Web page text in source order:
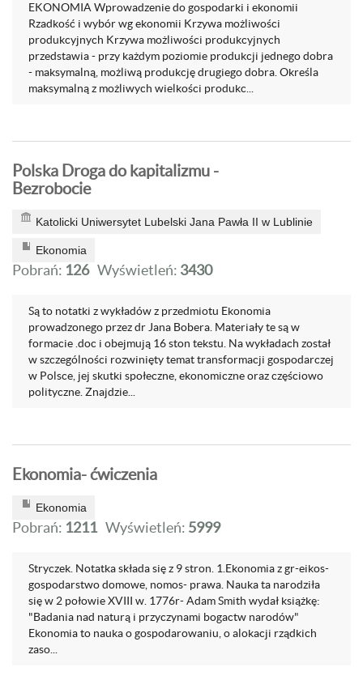
EKONOMIA Wprowadzenie do gospodarki i ekonomii
Rzadkość i wybór wg ekonomii Krzywa możliwości
produkcyjnych Krzywa możliwości produkcyjnych
przedstawia - przy każdym poziomie produkcji jednego dobra
- maksymalną, możliwą produkcję drugiego dobra. Określa
maksymalną z możliwych wielkości produkc...
Polska Droga do kapitalizmu -
Bezrobocie
Katolicki Uniwersytet Lubelski Jana Pawła II w Lublinie
Ekonomia
Pobrań: 126 Wyświetleń: 3430
Są to notatki z wykładów z przedmiotu Ekonomia
prowadzonego przez dr Jana Bobera. Materiały te są w
formacie .doc i obejmują 16 ston tekstu. Na wykładach został
w szczególności rozwinięty temat transformacji gospodarczej
w Polsce, jej skutki społeczne, ekonomiczne oraz częściowo
polityczne. Znajdzie...
Ekonomia- ćwiczenia
Ekonomia
Pobrań: 1211 Wyświetleń: 5999
Stryczek. Notatka składa się z 9 stron. 1.Ekonomia z gr-eikos-
gospodarstwo domowe, nomos- prawa. Nauka ta narodziła
się w 2 połowie XVIII w. 1776r- Adam Smith wydał książkę:
"Badania nad naturą i przyczynami bogactw narodów"
Ekonomia to nauka o gospodarowaniu, o alokacji rządkich
zaso...